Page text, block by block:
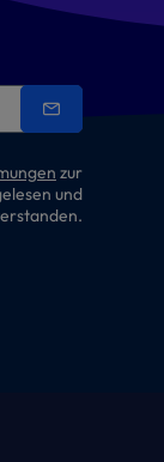
zur
und